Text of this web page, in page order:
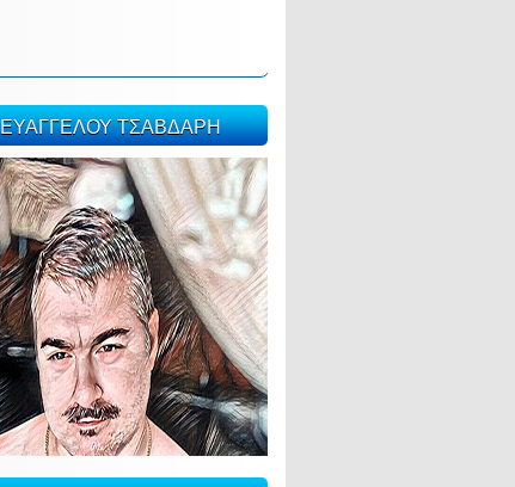
ΤΣΑΒΔΑΡΗ